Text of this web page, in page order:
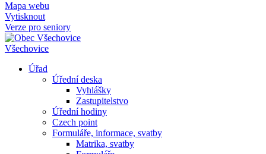
Mapa webu
Vytisknout
Verze pro seniory
Všechovice
Úřad
Úřední deska
Vyhlášky
Zastupitelstvo
Úřední hodiny
Czech point
Formuláře, informace, svatby
Matrika, svatby